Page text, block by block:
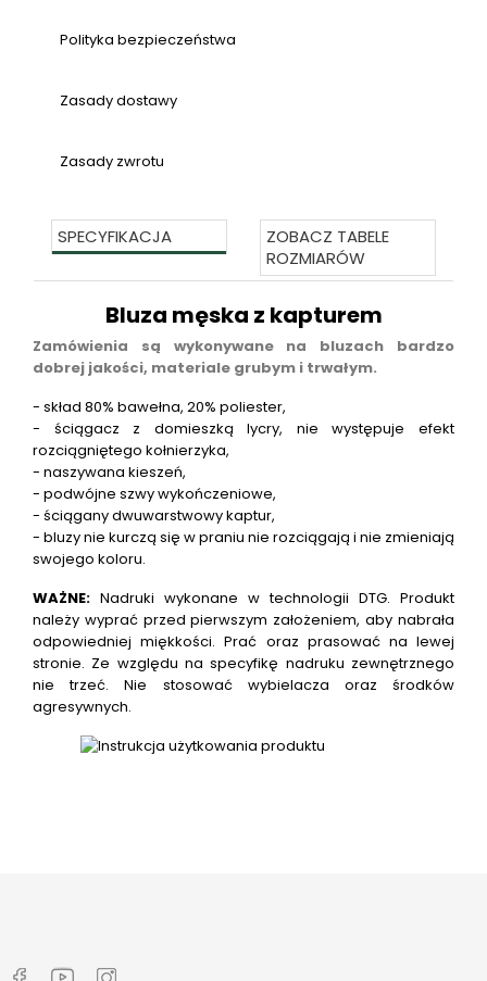
Polityka bezpieczeństwa
Zasady dostawy
Zasady zwrotu
SPECYFIKACJA
ZOBACZ TABELE
ROZMIARÓW
Bluza męska z kapturem
Zamówienia są wykonywane na bluzach bardzo
dobrej jakości, materiale grubym i trwałym.
- skład 80% bawełna, 20% poliester,
- ściągacz z domieszką lycry, nie występuje efekt
rozciągniętego kołnierzyka,
- naszywana kieszeń,
- podwójne szwy wykończeniowe,
- ściągany dwuwarstwowy kaptur,
- bluzy nie kurczą się w praniu nie rozciągają i nie zmieniają
swojego koloru.
WAŻNE: Nadruki wykonane w technologii DTG. Produkt
należy wyprać przed pierwszym założeniem, aby nabrała
odpowiedniej miękkości. Prać oraz prasować na lewej
stronie. Ze względu na specyfikę nadruku zewnętrznego
nie trzeć. Nie stosować wybielacza oraz środków
agresywnych.